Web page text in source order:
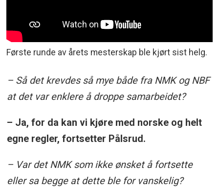
Første runde av årets mesterskap ble kjørt sist helg.
– Så det krevdes så mye både fra NMK og NBF
at det var enklere å droppe samarbeidet?
– Ja, for da kan vi kjøre med norske og helt
egne regler, fortsetter Pålsrud.
– Var det NMK som ikke ønsket å fortsette
eller sa begge at dette ble for vanskelig?